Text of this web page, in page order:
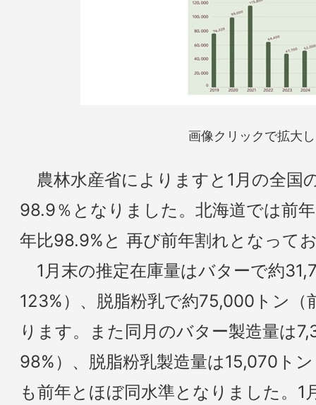
画像クリックで拡大
農林水産省によりますと1月の全国
98.9％となりました。北海道では前
年比98.9%と 再び前年割れとなって
1月末の推定在庫量はバターで約
123%）、脱脂粉乳で約75,000トン（
ります。また同月のバター製造量は
98%）、脱脂粉乳製造量は15,070ト
も前年とほぼ同水準となりました。1